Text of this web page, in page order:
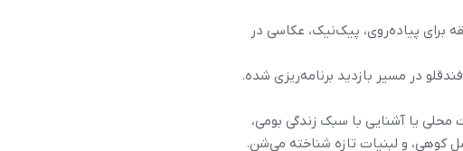
برای پیاده‌روی، پیک‌نیک، عکاسی در
در مسیر بازدید برنامه‌ریزی شده.
یا آشنایی با سبک زندگی بومی،
و لبنیات تازه شناخته می‌شن.